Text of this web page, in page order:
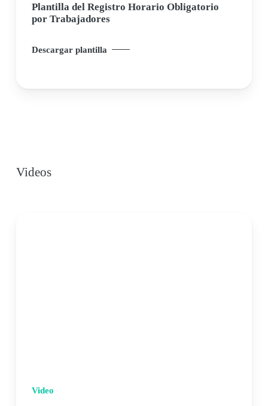
Plantilla del Registro Horario Obligatorio
por Trabajadores
Descargar plantilla
Videos
Video